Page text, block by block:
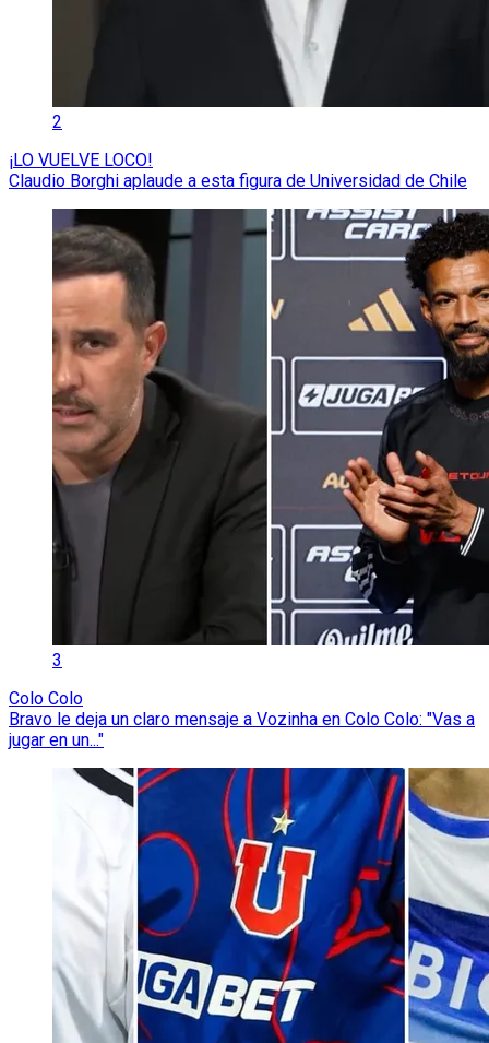
2
¡LO VUELVE LOCO!
Claudio Borghi aplaude a esta figura de Universidad de Chile
3
Colo Colo
Bravo le deja un claro mensaje a Vozinha en Colo Colo: "Vas a
jugar en un..."